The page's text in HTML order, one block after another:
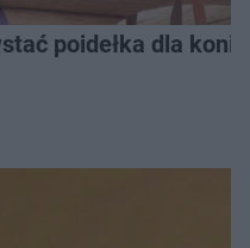
poidełka dla